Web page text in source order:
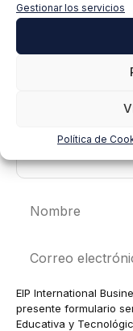
Gestionar los servicios
Política de
Comentario
electrónico
EIP International
presente formulario
Educativa y